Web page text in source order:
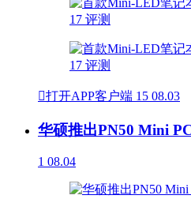
打开APP客户端 15 08.03
华硕推出PN50 Mini
1 08.04